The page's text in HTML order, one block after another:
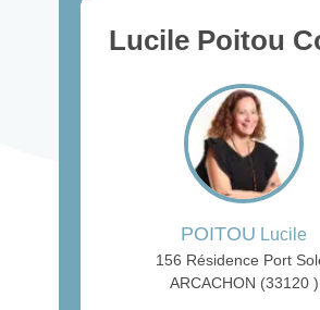
Lucile Poitou
POITOU Lucile
156 Résidence Port
ARCACHON (33120 )